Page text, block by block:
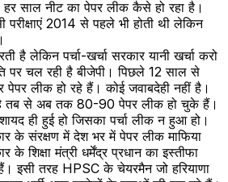
साल नीट का पेपर लीक कैसे हो रहा है।
2014 से पहले भी होती थी लेकिन
है लेकिन पर्चा-खर्चा सरकार यानी खर्चा करो
पर चल रही है बीजेपी। पिछले 12 साल से
पेपर लीक हो रहे हैं। कोई जवाबदेही नहीं है।
तब से अब तक 80-90 पेपर लीक हो चुके हैं।
शायद ही हुई हो जिसका पर्चा लीक न हुआ हो।
के संरक्षण में देश भर में पेपर लीक माफिया
के शिक्षा मंत्री धर्मेंद्र प्रधान का इस्तीफा
इसी तरह HPSC के चेयरमैन जो हरियाणा